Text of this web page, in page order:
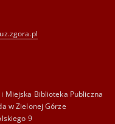
Miejska Biblioteka Publiczna
w Zielonej Górze
9